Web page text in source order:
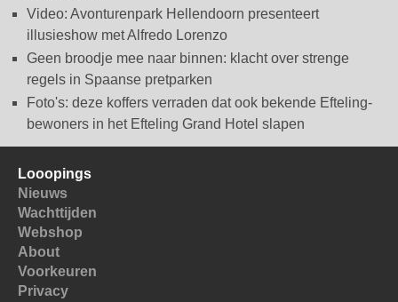
Video: Avonturenpark Hellendoorn presenteert
illusieshow met Alfredo Lorenzo
Geen broodje mee naar binnen: klacht over strenge
regels in Spaanse pretparken
Foto's: deze koffers verraden dat ook bekende Efteling-
bewoners in het Efteling Grand Hotel slapen
Looopings
Nieuws
Wachttijden
Webshop
About
Voorkeuren
Privacy